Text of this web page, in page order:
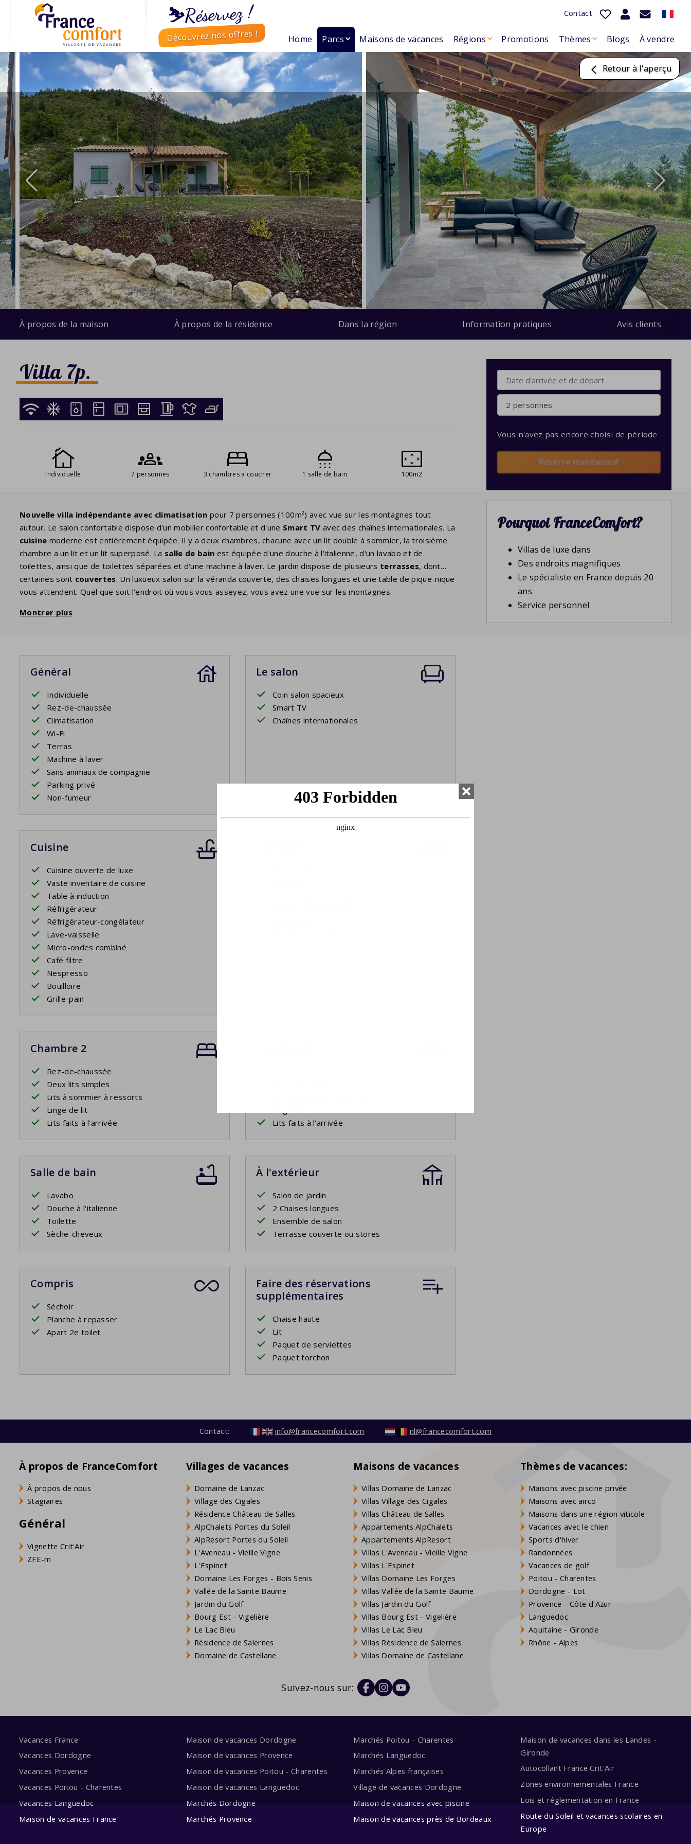
⛷️Réservez !
Découvrez nos offres !
Contact
Home Parcs Maisons de vacances Régions Promotions Thèmes Blogs À vendre
Retour à l'aperçu
À propos de la maison À propos de la résidence Dans la région Information pratiques Avis clients
Villa 7p.
Individuelle 7 personnes 3 chambres a coucher 1 salle de bain 100m2
Nouvelle villa indépendante avec climatisation pour 7 personnes (100m²) avec vue sur les montagnes tout
autour. Le salon confortable dispose d'un mobilier confortable et d'une Smart TV avec des chaînes internationales. La
cuisine moderne est entièrement équipée. Il y a deux chambres, chacune avec un lit double à sommier, la troisième
chambre a un lit et un lit superposé. La salle de bain est équipée d'une douche à l'italienne, d'un lavabo et de
toilettes, ainsi que de toilettes séparées et d'une machine à laver. Le jardin dispose de plusieurs terrasses, dont
certaines sont couvertes. Un luxueux salon sur la véranda couverte, des chaises longues et une table de pique-nique
vous attendent. Quel que soit l'endroit où vous vous asseyez, vous avez une vue sur les montagnes.
Montrer plus
Général
Individuelle
Rez-de-chaussée
Climatisation
Wi-Fi
Terras
Machine à laver
Sans animaux de compagnie
Parking privé
Non-fumeur
Le salon
Coin salon spacieux
Smart TV
Chaînes internationales
Cuisine
Cuisine ouverte de luxe
Vaste inventaire de cuisine
Table à induction
Réfrigérateur
Réfrigérateur-congélateur
Lave-vaisselle
Micro-ondes combiné
Café filtre
Nespresso
Bouilloire
Grille-pain
Chambre 2
Rez-de-chaussée
Deux lits simples
Lits à sommier à ressorts
Linge de lit
Lits faits à l'arrivée
Lits faits à l'arrivée
Salle de bain
Lavabo
Douche à l'italienne
Toilette
Sèche-cheveux
À l'extérieur
Salon de jardin
2 Chaises longues
Ensemble de salon
Terrasse couverte ou stores
Compris
Séchoir
Planche à repasser
Apart 2e toilet
Faire des réservations
supplémentaires
Chaise haute
Lit
Paquet de serviettes
Paquet torchon
2 personnes
Vous n'avez pas encore choisi de période
Reserve maintenant
Pourquoi FranceComfort?
Villas de luxe dans
Des endroits magnifiques
Le spécialiste en France depuis 20
ans
Service personnel
Contact: info@francecomfort.com nl@francecomfort.com
À propos de FranceComfort
À propos de nous
Stagiaires
Général
Vignette Crit'Air
ZFE-m
Villages de vacances
Domaine de Lanzac
Village des Cigales
Résidence Château de Salles
AlpChalets Portes du Soleil
AlpResort Portes du Soleil
L'Aveneau - Vieille Vigne
L'Espinet
Domaine Les Forges - Bois Senis
Vallée de la Sainte Baume
Jardin du Golf
Bourg Est - Vigelière
Le Lac Bleu
Résidence de Salernes
Domaine de Castellane
Maisons de vacances
Villas Domaine de Lanzac
Villas Village des Cigales
Villas Château de Salles
Appartements AlpChalets
Appartements AlpResort
Villas L'Aveneau - Vieille Vigne
Villas L'Espinet
Villas Domaine Les Forges
Villas Vallée de la Sainte Baume
Villas Jardin du Golf
Villas Bourg Est - Vigelière
Villas Le Lac Bleu
Villas Résidence de Salernes
Villas Domaine de Castellane
Thèmes de vacances:
Maisons avec piscine privée
Maisons avec airco
Maisons dans une région viticole
Vacances avec le chien
Sports d'hiver
Randonnées
Vacances de golf
Poitou - Charentes
Dordogne - Lot
Provence - Côte d'Azur
Languedoc
Aquitaine - Gironde
Rhône - Alpes
Suivez-nous sur:
Vacances France
Vacances Dordogne
Vacances Provence
Vacances Poitou - Charentes
Vacances Languedoc
Maison de vacances France
Maison de vacances Dordogne
Maison de vacances Provence
Maison de vacances Poitou - Charentes
Maison de vacances Languedoc
Marchés Dordogne
Marchés Provence
Marchés Poitou - Charentes
Marchés Languedoc
Marchés Alpes françaises
Village de vacances Dordogne
Maison de vacances avec piscine
Maison de vacances près de Bordeaux
Maison de vacances dans les Landes -
Gironde
Autocollant France Crit'Air
Zones environnementales France
Lois et réglementation en France
Route du Soleil et vacances scolaires en
Europe